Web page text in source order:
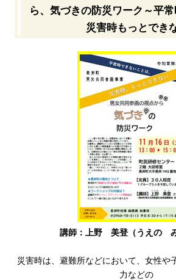
ら、気づきの防災ワーク～平
災害時もっとでき
講師：上野 美登（うえの
災害時は、避難所などにおいて、女性や
力などの